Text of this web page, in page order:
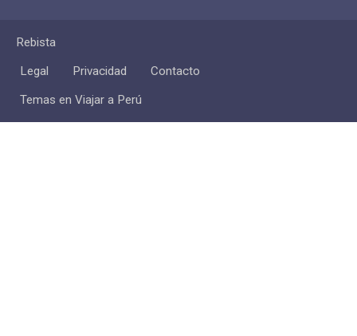
Rebista
Legal
Privacidad
Contacto
Temas en Viajar a Perú